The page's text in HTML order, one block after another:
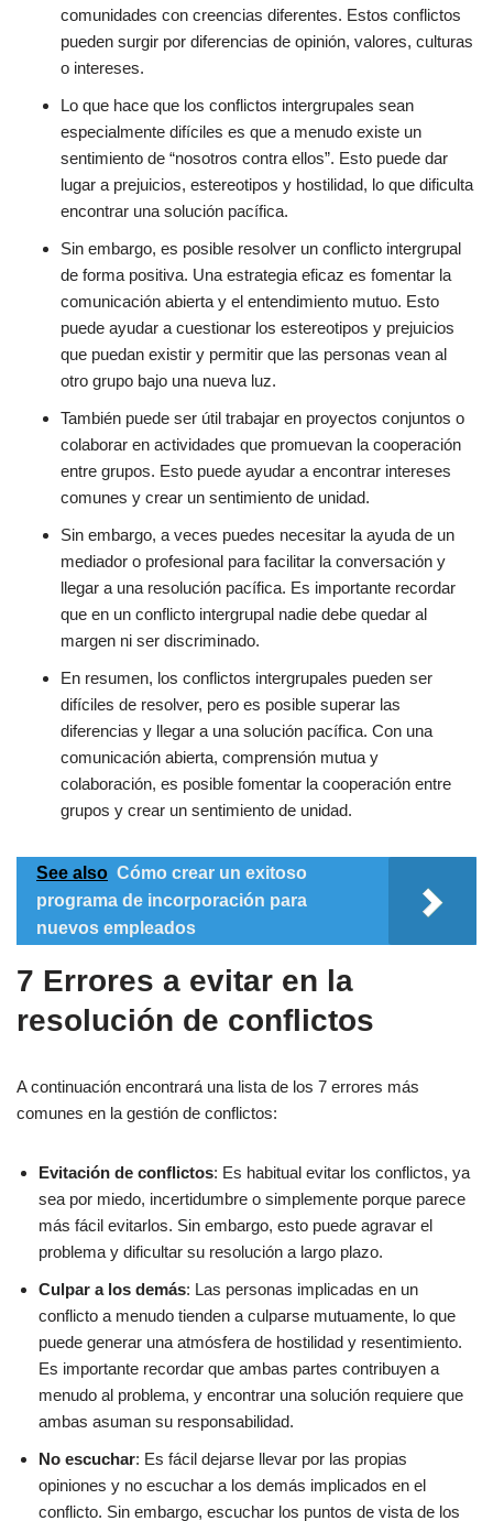
comunidades con creencias diferentes. Estos conflictos
pueden surgir por diferencias de opinión, valores, culturas
o intereses.
Lo que hace que los conflictos intergrupales sean
especialmente difíciles es que a menudo existe un
sentimiento de “nosotros contra ellos”. Esto puede dar
lugar a prejuicios, estereotipos y hostilidad, lo que dificulta
encontrar una solución pacífica.
Sin embargo, es posible resolver un conflicto intergrupal
de forma positiva. Una estrategia eficaz es fomentar la
comunicación abierta y el entendimiento mutuo. Esto
puede ayudar a cuestionar los estereotipos y prejuicios
que puedan existir y permitir que las personas vean al
otro grupo bajo una nueva luz.
También puede ser útil trabajar en proyectos conjuntos o
colaborar en actividades que promuevan la cooperación
entre grupos. Esto puede ayudar a encontrar intereses
comunes y crear un sentimiento de unidad.
Sin embargo, a veces puedes necesitar la ayuda de un
mediador o profesional para facilitar la conversación y
llegar a una resolución pacífica. Es importante recordar
que en un conflicto intergrupal nadie debe quedar al
margen ni ser discriminado.
En resumen, los conflictos intergrupales pueden ser
difíciles de resolver, pero es posible superar las
diferencias y llegar a una solución pacífica. Con una
comunicación abierta, comprensión mutua y
colaboración, es posible fomentar la cooperación entre
grupos y crear un sentimiento de unidad.
See also Cómo crear un exitoso
programa de incorporación para
nuevos empleados
7 Errores a evitar en la
resolución de conflictos
A continuación encontrará una lista de los 7 errores más
comunes en la gestión de conflictos:
Evitación de conflictos: Es habitual evitar los conflictos, ya
sea por miedo, incertidumbre o simplemente porque parece
más fácil evitarlos. Sin embargo, esto puede agravar el
problema y dificultar su resolución a largo plazo.
Culpar a los demás: Las personas implicadas en un
conflicto a menudo tienden a culparse mutuamente, lo que
puede generar una atmósfera de hostilidad y resentimiento.
Es importante recordar que ambas partes contribuyen a
menudo al problema, y encontrar una solución requiere que
ambas asuman su responsabilidad.
No escuchar: Es fácil dejarse llevar por las propias
opiniones y no escuchar a los demás implicados en el
conflicto. Sin embargo, escuchar los puntos de vista de los